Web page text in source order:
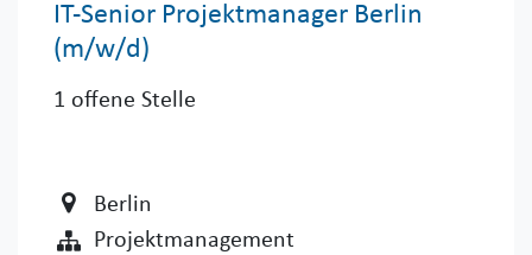
IT-Senior Projektmanager Berlin
(m/w/d)
1 offene Stelle
Berlin
Projektmanagement